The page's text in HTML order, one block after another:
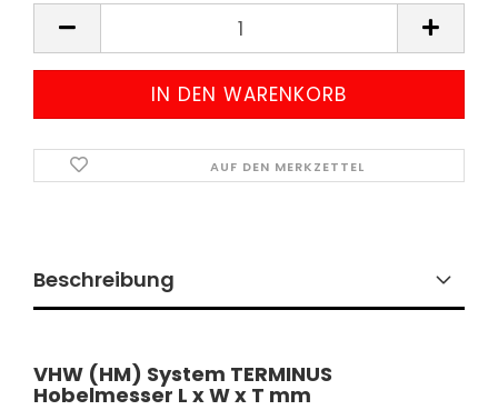
AUF DEN MERKZETTEL
Beschreibung
​VHW (HM) System TERMINUS
Hobelmesser L x W x T mm